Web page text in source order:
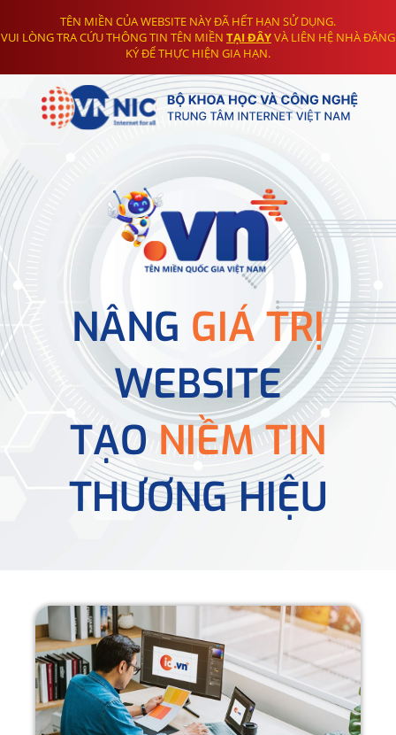
TÊN MIỀN CỦA WEBSITE NÀY ĐÃ HẾT HẠN SỬ DỤNG.
VUI LÒNG TRA CỨU THÔNG TIN TÊN MIỀN TẠI ĐÂYVÀ LIÊN HỆ NHÀ ĐĂNG
KÝ ĐỂ THỰC HIỆN GIA HẠN.
NÂNG GIÁ TRỊ
WEBSITE
TẠONIỀM TIN
THƯƠNG HIỆU